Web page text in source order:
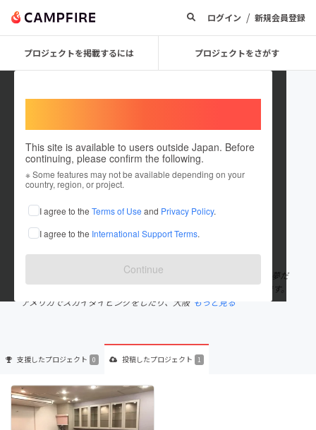
ログイン / 新規会員登録
プロジェクトを掲載するには プロジェクトをさがす
This site is available to users outside Japan. Before
continuing, please confirm the following.
※ Some features may not be available depending on your
country, region, or project.
I agree to the Terms of Use and Privacy Policy.
I agree to the International Support Terms.
Continue
ueshi_datusara
これまでに1件のプロジェクトを投稿しています
在住国：日本 現在地：大阪府
出身国：日本 出身地：和歌山県
初めまして。 上芝と申します。 25歳独身、2月28日に脱サラし、 夢だ
ったバーを4月に開業致します。 私は非常に多趣味、好奇心旺盛です。
アメリカでスカイダイビングをしたり、大阪 もっと見る
支援したプロジェクト 0 投稿したプロジェクト 1